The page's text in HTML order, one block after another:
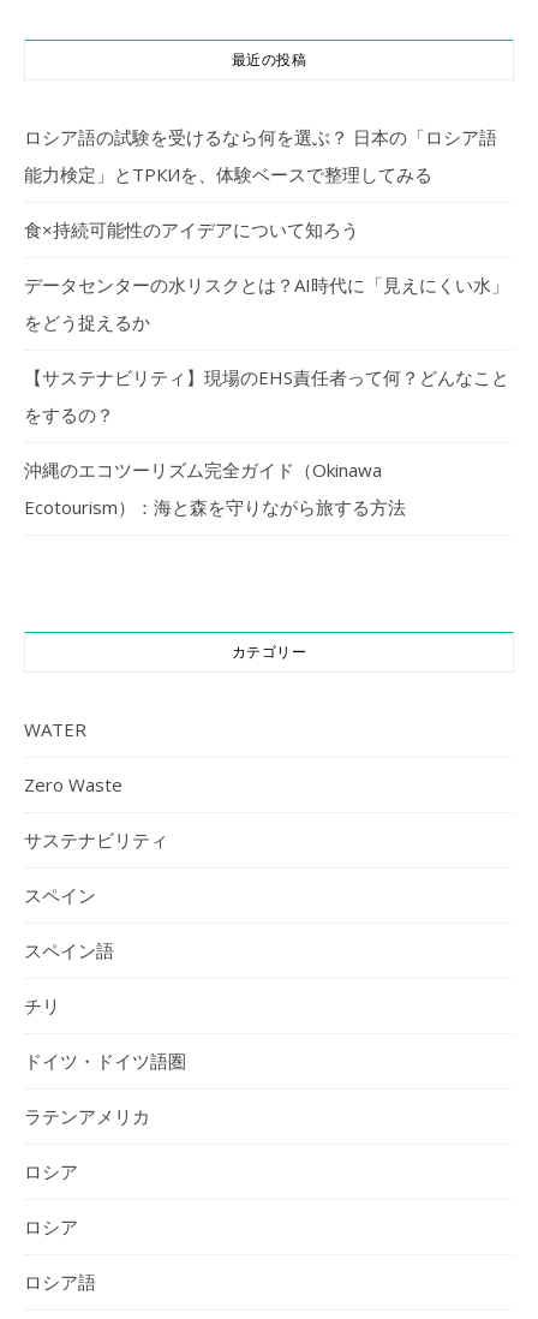
最近の投稿
ロシア語の試験を受けるなら何を選ぶ？ 日本の「ロシア語
能力検定」とТРКИを、体験ベースで整理してみる
食×持続可能性のアイデアについて知ろう
データセンターの水リスクとは？AI時代に「見えにくい水」
をどう捉えるか
【サステナビリティ】現場のEHS責任者って何？どんなこと
をするの？
沖縄のエコツーリズム完全ガイド（Okinawa
Ecotourism）：海と森を守りながら旅する方法
カテゴリー
WATER
Zero Waste
サステナビリティ
スペイン
スペイン語
チリ
ドイツ・ドイツ語圏
ラテンアメリカ
ロシア
ロシア
ロシア語